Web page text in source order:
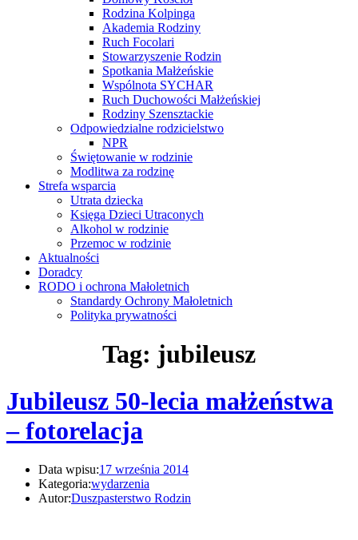
Rodzina Kolpinga
Akademia Rodziny
Ruch Focolari
Stowarzyszenie Rodzin
Spotkania Małżeńskie
Wspólnota SYCHAR
Ruch Duchowości Małżeńskiej
Rodziny Szensztackie
Odpowiedzialne rodzicielstwo
NPR
Świętowanie w rodzinie
Modlitwa za rodzinę
Strefa wsparcia
Utrata dziecka
Księga Dzieci Utraconych
Alkohol w rodzinie
Przemoc w rodzinie
Aktualności
Doradcy
RODO i ochrona Małoletnich
Standardy Ochrony Małoletnich
Polityka prywatności
Tag: jubileusz
Jubileusz 50-lecia małżeństwa
– fotorelacja
Data wpisu:17 września 2014
Kategoria:wydarzenia
Autor:Duszpasterstwo Rodzin